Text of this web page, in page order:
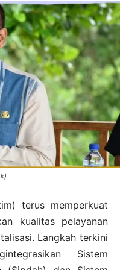
terus memperkuat
kualitas pelayanan
Langkah terkini
Sistem